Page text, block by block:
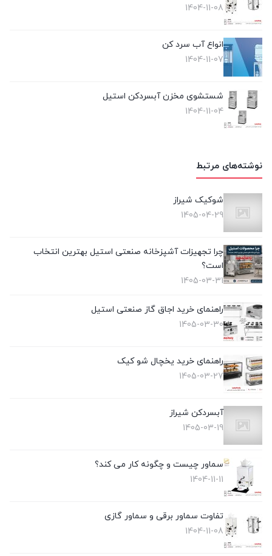
1404-11-08
انواع آب سرد کن
1404-11-07
شستشوی مخزن آبسردکن استیل
1404-11-04
نوشته‌های مرتبط
شوکیک شیراز
1405-04-29
چرا تجهیزات آشپزخانه صنعتی استیل بهترین انتخاب
است؟
1405-03-31
راهنمای خرید اجاق گاز صنعتی استیل
1405-03-30
راهنمای خرید یخچال شو کیک
1405-03-27
آبسردکن شیراز
1405-03-19
سماور چیست و چگونه کار می کند؟
1404-11-11
تفاوت سماور برقی و سماور گازی
1404-11-08